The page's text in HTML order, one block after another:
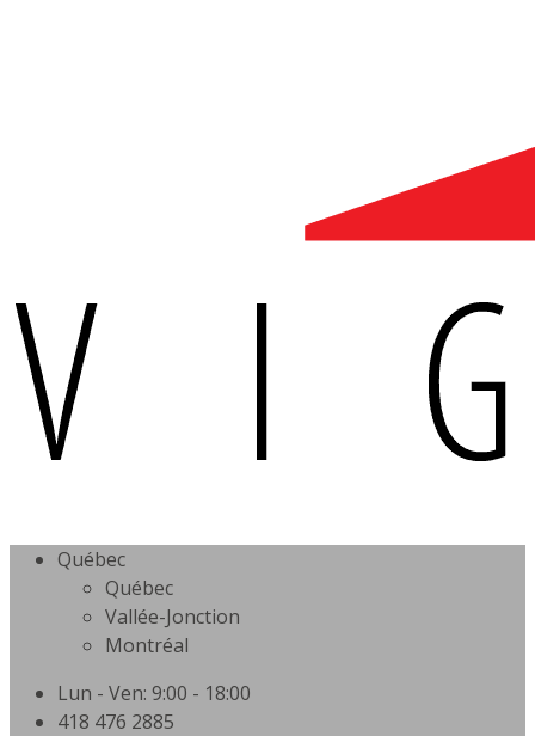
Québec
Québec
Vallée-Jonction
Montréal
Lun - Ven: 9:00 - 18:00
418 476 2885